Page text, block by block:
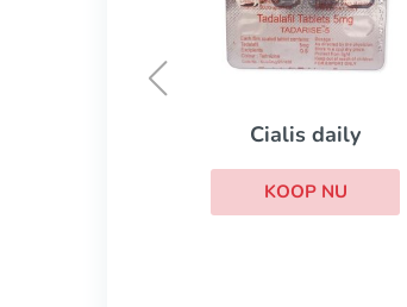
Viagra soft
KOOP NU